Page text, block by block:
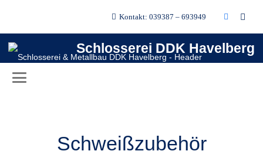
Kontakt: 039387 – 693949
Schlosserei DDK Havelberg
Schweißzubehör